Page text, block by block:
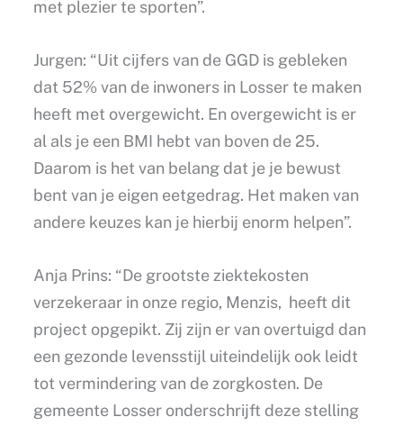
met plezier te sporten”.
Jurgen: “Uit cijfers van de GGD is gebleken
dat 52% van de inwoners in Losser te maken
heeft met overgewicht. En overgewicht is er
al als je een BMI hebt van boven de 25.
Daarom is het van belang dat je je bewust
bent van je eigen eetgedrag. Het maken van
andere keuzes kan je hierbij enorm helpen”.
Anja Prins: “De grootste ziektekosten
verzekeraar in onze regio, Menzis, heeft dit
project opgepikt. Zij zijn er van overtuigd dan
een gezonde levensstijl uiteindelijk ook leidt
tot vermindering van de zorgkosten. De
gemeente Losser onderschrijft deze stelling